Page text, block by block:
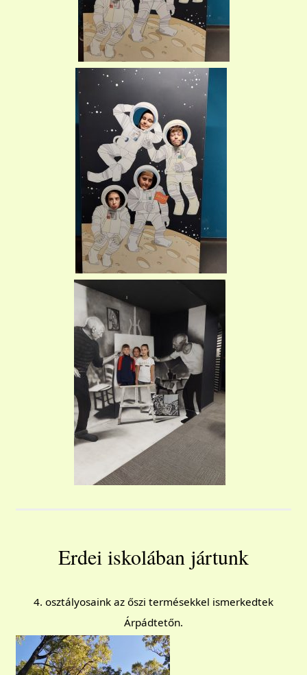
Erdei iskolában jártunk
4. osztályosaink az őszi termésekkel ismerkedtek
Árpádtetőn.